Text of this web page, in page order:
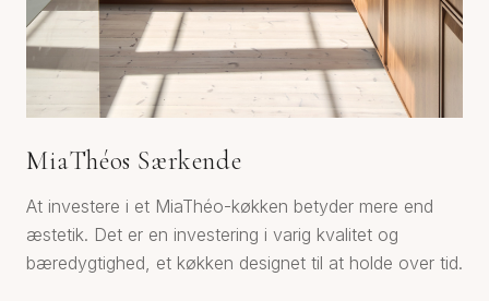
MiaThéos Særkende
At investere i et MiaThéo-køkken betyder mere end
æstetik. Det er en investering i varig kvalitet og
bæredygtighed, et køkken designet til at holde over tid.